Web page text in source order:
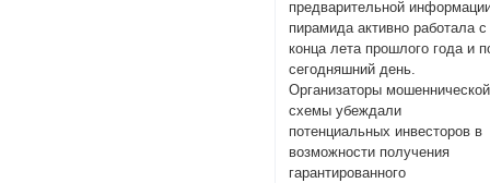
предварительной
пирамида активно работала с
конца лета прошлого года и
сегодняшний день.
Организаторы мошеннической
схемы убеждали
потенциальных инвесторов в
возможности получения
гарантированного